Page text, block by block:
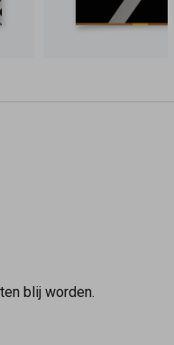
blij worden.